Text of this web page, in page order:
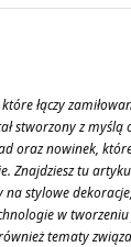
łączy
stworzony z myślą
oraz nowinek,
Znajdziesz tu
na stylowe
w
tematy